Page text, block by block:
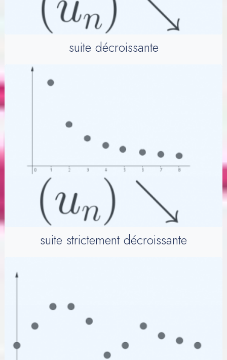
suite décroissante
suite strictement décroissante